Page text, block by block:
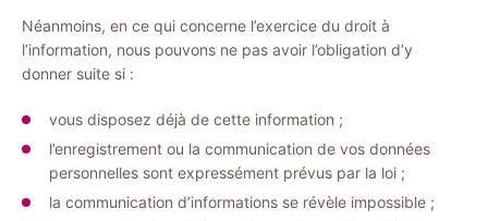
Néanmoins, en ce qui concerne l’exercice du droit à
l’information, nous pouvons ne pas avoir l’obligation d’y
donner suite si :
vous disposez déjà de cette information ;
l’enregistrement ou la communication de vos données
personnelles sont expressément prévus par la loi ;
la communication d’informations se révèle impossible ;